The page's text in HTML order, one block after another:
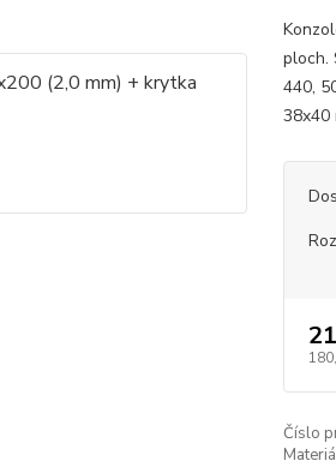
ploch.
440,
38x40
Číslo